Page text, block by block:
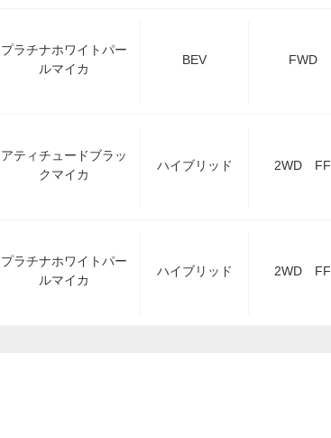
プラチナホワイトパー
ルマイカ
BEV FWD
アティチュードブラッ
クマイカ
ハイブリッド 2WD FF
プラチナホワイトパー
ルマイカ
ハイブリッド 2WD FF